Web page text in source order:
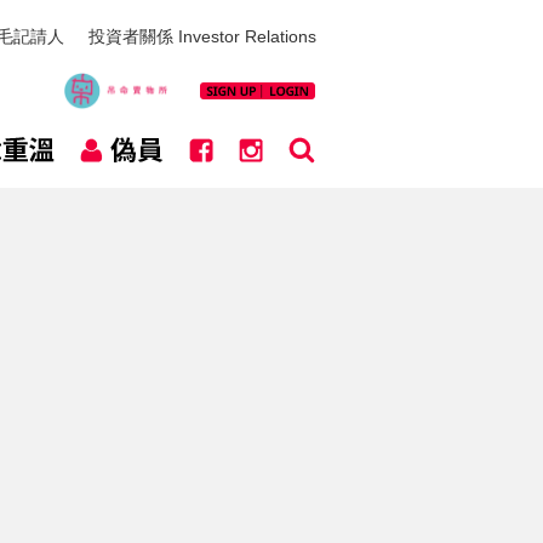
記請人 投資者關係 Investor Relations